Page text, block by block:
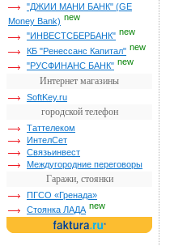
"ДЖИИ МАНИ БАНК" (GE
Money Bank) new
"ИНВЕСТСБЕРБАНК" new
КБ "Ренессанс Капитал" new
"РУСФИНАНС БАНК" new
Интернет магазины
SoftKey.ru
городской телефон
Таттелеком
ИнтелСет
Связьинвест
Междугородние переговоры
Гаражи, стоянки
ПГСО «Гренада»
Стоянка ЛАДА new